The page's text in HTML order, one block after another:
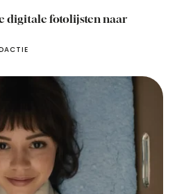
digitale fotolijsten naar